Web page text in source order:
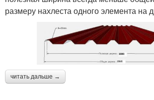
размеру нахлеста одного элемента на
читать дальше →